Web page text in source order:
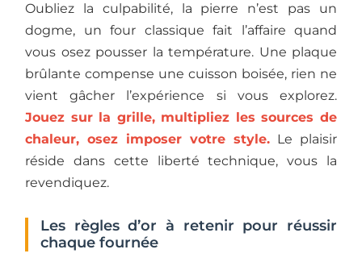
Oubliez la culpabilité, la pierre n’est pas un
dogme, un four classique fait l’affaire quand
vous osez pousser la température. Une plaque
brûlante compense une cuisson boisée, rien ne
vient gâcher l’expérience si vous explorez.
Jouez sur la grille, multipliez les sources de
chaleur, osez imposer votre style. Le plaisir
réside dans cette liberté technique, vous la
revendiquez.
Les règles d’or à retenir pour réussir
chaque fournée